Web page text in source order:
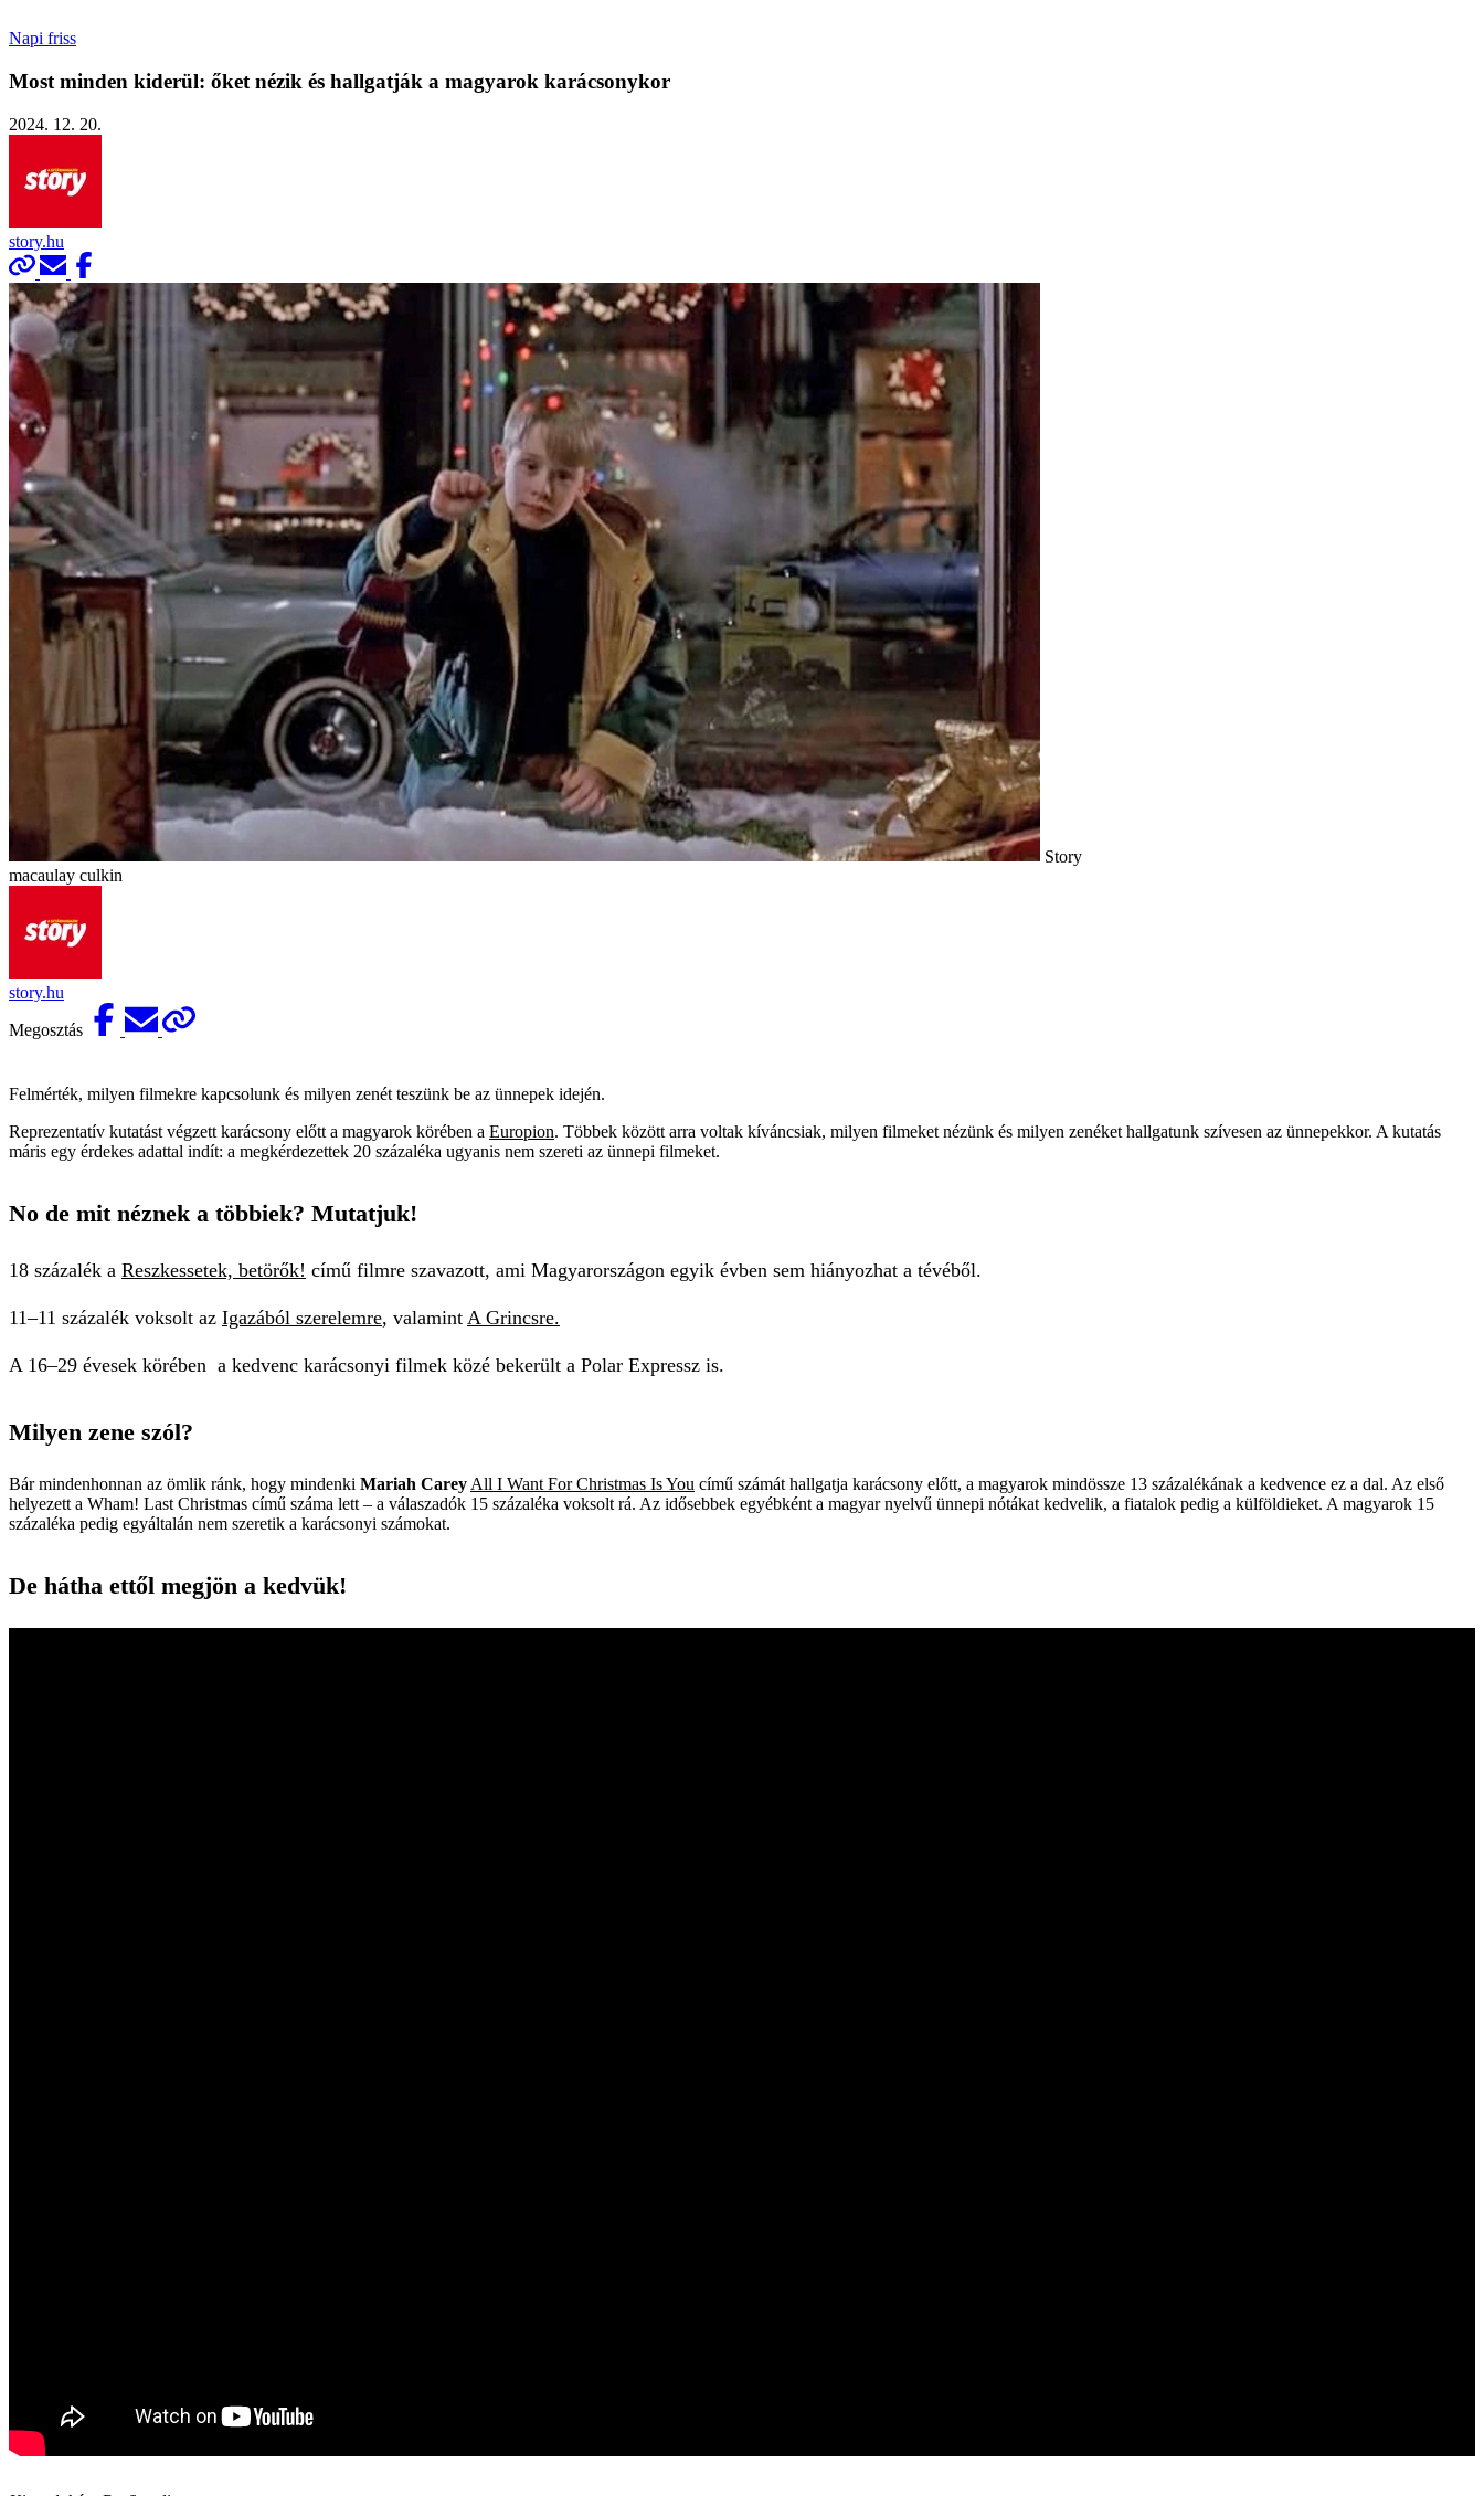
Napi friss
Most minden kiderül: őket nézik és hallgatják a magyarok karácsonykor
2024. 12. 20.
story.hu
Story
macaulay culkin
story.hu
Megosztás
Felmérték, milyen filmekre kapcsolunk és milyen zenét teszünk be az ünnepek idején.
Reprezentatív kutatást végzett karácsony előtt a magyarok körében a Europion. Többek között arra voltak kíváncsiak, milyen filmeket nézünk és milyen zenéket hallgatunk szívesen az ünnepekkor. A kutatás
máris egy érdekes adattal indít: a megkérdezettek 20 százaléka ugyanis nem szereti az ünnepi filmeket.
No de mit néznek a többiek? Mutatjuk!
18 százalék a Reszkessetek, betörők! című filmre szavazott, ami Magyarországon egyik évben sem hiányozhat a tévéből.
11–11 százalék voksolt az Igazából szerelemre, valamint A Grincsre.
A 16–29 évesek körében a kedvenc karácsonyi filmek közé bekerült a Polar Expressz is.
Milyen zene szól?
Bár mindenhonnan az ömlik ránk, hogy mindenki Mariah Carey All I Want For Christmas Is You című számát hallgatja karácsony előtt, a magyarok mindössze 13 százalékának a kedvence ez a dal. Az első
helyezett a Wham! Last Christmas című száma lett – a válaszadók 15 százaléka voksolt rá. Az idősebbek egyébként a magyar nyelvű ünnepi nótákat kedvelik, a fiatalok pedig a külföldieket. A magyarok 15
százaléka pedig egyáltalán nem szeretik a karácsonyi számokat.
De hátha ettől megjön a kedvük!